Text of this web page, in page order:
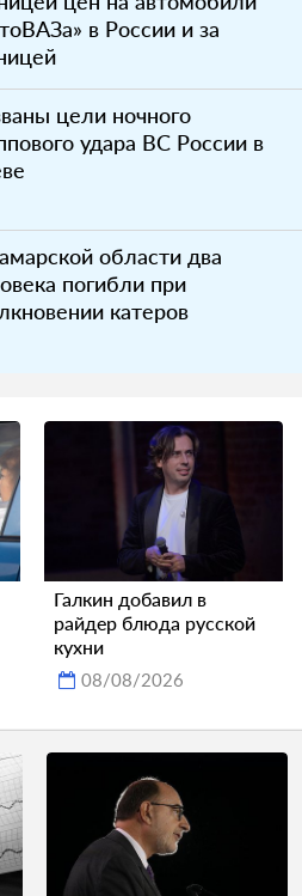
в России и за
цели ночного
удара ВС России в
области два
погибли при
катеров
Галкин добавил в
райдер блюда русской
кухни
08/08/2026